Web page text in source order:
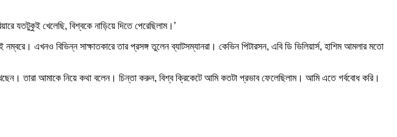
যতটুকুই খেলেছি, বিশ্বকে নাড়িয়ে দিতে পেরেছিলাম।’
এখনও বিভিন্ন সাক্ষাতকারে তার প্রসঙ্গ তুলেন ব্যাটসম্যানরা। কেভিন পিটারসন, এবি ডি ভিলিয়ার্স, হাশিম আমলার মতো
তারা আমাকে নিয়ে কথা বলেন। চিন্তা করুন, বিশ্ব ক্রিকেটে আমি কতটা প্রভাব ফেলেছিলাম। আমি এতে গর্ববোধ করি।